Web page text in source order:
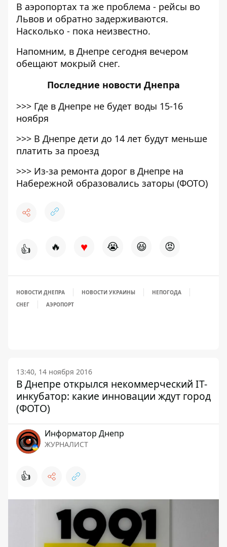
В аэропортах та же проблема - рейсы во
Львов и обратно задерживаются.
Насколько - пока неизвестно.
Напомним, в Днепре сегодня вечером
обещают мокрый снег.
Последние новости Днепра
>>> Где в Днепре не будет воды 15-16
ноября
>>> В Днепре дети до 14 лет будут меньше
платить за проезд
>>> Из-за ремонта дорог в Днепре на
Набережной образовались заторы (ФОТО)
👍 🔥 ♥ 😭 😆 😡
НОВОСТИ ДНЕПРА НОВОСТИ УКРАИНЫ
НЕПОГОДА
СНЕГ
АЭРОПОРТ
13:40, 14 ноября 2016
В Днепре открылся некоммерческий IT-
инкубатор: какие инновации ждут город
(ФОТО)
Информатор Днепр
ЖУРНАЛИСТ
👍